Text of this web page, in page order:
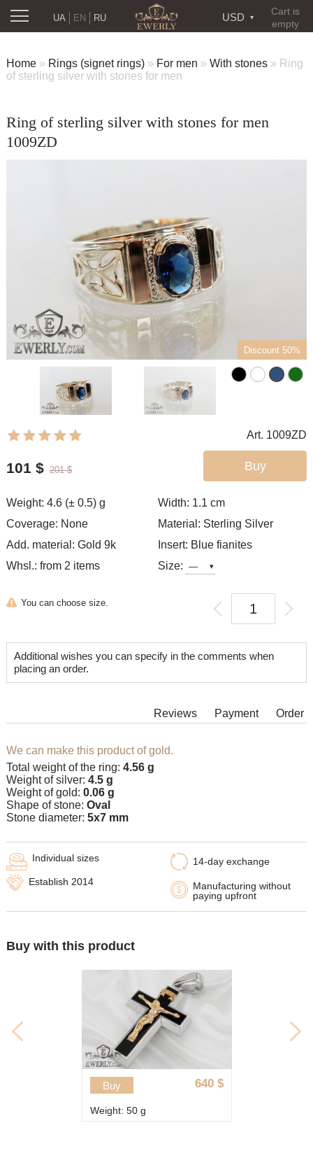
Cart is
empty
USD
RU
UA EN
Home » Rings (signet rings) » For men » With stones » Ring
of sterling silver with stones for men
Ring of sterling silver with stones for men
1009ZD
Discount 50%
Art. 1009ZD
Buy
101 $ 201 $
Weight: 4.6 (± 0.5) g Width: 1.1cm
Coverage: None
Material: Sterling Silver
Add. material: Gold 9k
Insert: Blue fianites
Whsl.: from 2 items
Size:
You can choose size.
Additional wishes you can specify in the comments when
placing an order.
Reviews Order
Payment
We can make this product of gold.
Total weight of the ring: 4.56 g
Weight of silver: 4.5 g
Weight of gold: 0.06 g
Shape of stone: Oval
Stone diameter: 5х7 mm
14-day exchange
Manufacturing without
paying upfront
Individual sizes
Establish 2014
Buy with this product
640 $
Buy
Weight: 50 g